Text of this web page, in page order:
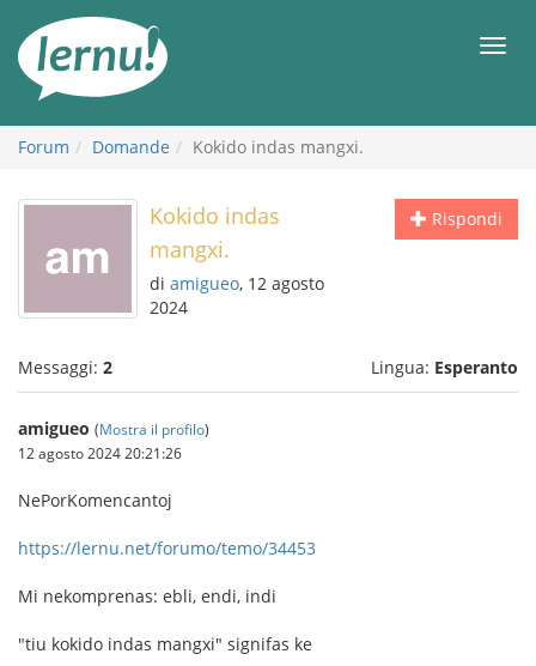
all’indice
Forum Domande Kokido indas mangxi.
Rispondi
Kokido indas
mangxi.
di amigueo, 12 agosto
2024
Messaggi: 2 Lingua: Esperanto
amigueo (Mostra il profilo)
12 agosto 2024 20:21:26
NePorKomencantoj
https://lernu.net/forumo/temo/34453
Mi nekomprenas: ebli, endi, indi
"tiu kokido indas mangxi" signifas ke